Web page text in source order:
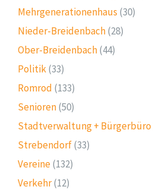
Mehrgenerationenhaus (30)
Nieder-Breidenbach(28)
Ober-Breidenbach(44)
Politik(33)
Romrod (133)
Senioren(50)
Stadtverwaltung + Bürgerbüro
Strebendorf(33)
Vereine(132)
Verkehr(12)